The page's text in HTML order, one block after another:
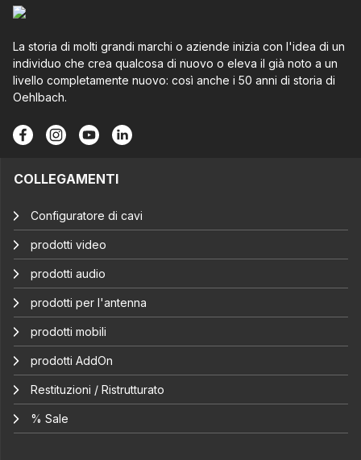
La storia di molti grandi marchi o aziende inizia con l'idea di un
individuo che crea qualcosa di nuovo o eleva il già noto a un
livello completamente nuovo: così anche i 50 anni di storia di
Oehlbach.
COLLEGAMENTI
Configuratore di cavi
prodotti video
prodotti audio
prodotti per l'antenna
prodotti mobili
prodotti AddOn
Restituzioni / Ristrutturato
% Sale